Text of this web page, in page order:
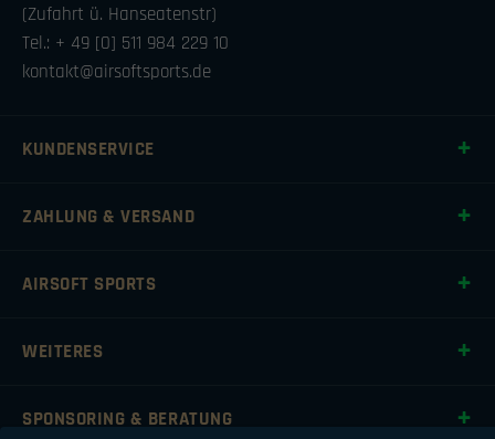
(Zufahrt ü. Hanseatenstr)
Tel.: + 49 [0] 511 984 229 10
kontakt@airsoftsports.de
KUNDENSERVICE
ZAHLUNG & VERSAND
AIRSOFT SPORTS
WEITERES
SPONSORING & BERATUNG